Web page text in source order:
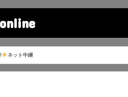
ネット中継